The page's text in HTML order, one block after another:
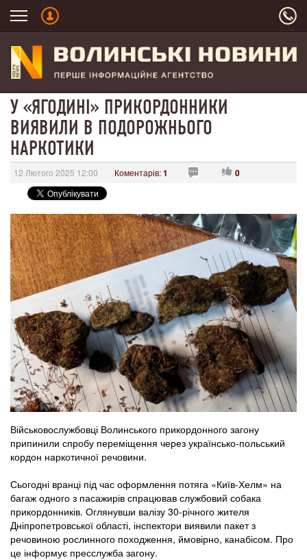
У «ЯГОДИНІ» ПРИКОРДОННИКИ
ВИЯВИЛИ В ПОДОРОЖНЬОГО
НАРКОТИКИ
12 Лютого 2025 12:00 Коментарів:1 0
Військовослужбовці Волинського прикордонного загону
припинили спробу переміщення через українсько-польський
кордон наркотичної речовини.
Сьогодні вранці під час оформлення потяга «Київ-Хелм» на
багаж одного з пасажирів спрацював службовий собака
прикордонників. Оглянувши валізу 30-річного жителя
Дніпропетровської області, інспектори виявили пакет з
речовиною рослинного походження, ймовірно, канабісом. Про
це інформує пресслужба загону.